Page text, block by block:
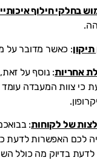
בחלקי חילוף
תיקון: כאשר מדובר על
אחריות: נוסף על
כי צוות המעבדה עומד
של לקוחות:
לכם האפשרות לדעת
לדעת בדיוק מה כולל